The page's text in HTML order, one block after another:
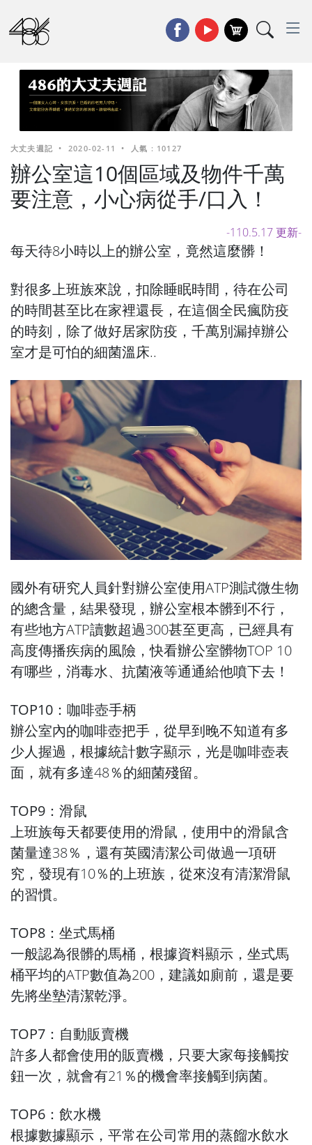
大丈夫週記 • 2020-02-11 • 人氣 : 10127
辦公室這10個區域及物件千萬
要注意，小心病從手/口入！
-110.5.17 更新-
每天待8小時以上的辦公室，竟然這麼髒！
對很多上班族來說，扣除睡眠時間，待在公司
的時間甚至比在家裡還長，在這個全民瘋防疫
的時刻，除了做好居家防疫，千萬別漏掉辦公
室才是可怕的細菌溫床..
國外有研究人員針對辦公室使用ATP測試微生物
的總含量，結果發現，辦公室根本髒到不行，
有些地方ATP讀數超過300甚至更高，已經具有
高度傳播疾病的風險，快看辦公室髒物TOP 10
有哪些，消毒水、抗菌液等通通給他噴下去！
TOP10：咖啡壺手柄
辦公室內的咖啡壺把手，從早到晚不知道有多
少人握過，根據統計數字顯示，光是咖啡壺表
面，就有多達48％的細菌殘留。
TOP9：滑鼠
上班族每天都要使用的滑鼠，使用中的滑鼠含
菌量達38％，還有英國清潔公司做過一項研
究，發現有10％的上班族，從來沒有清潔滑鼠
的習慣。
TOP8：坐式馬桶
一般認為很髒的馬桶，根據資料顯示，坐式馬
桶平均的ATP數值為200，建議如廁前，還是要
先將坐墊清潔乾淨。
TOP7：自動販賣機
許多人都會使用的販賣機，只要大家每接觸按
鈕一次，就會有21％的機會率接觸到病菌。
TOP6：飲水機
根據數據顯示，平常在公司常用的蒸餾水飲水